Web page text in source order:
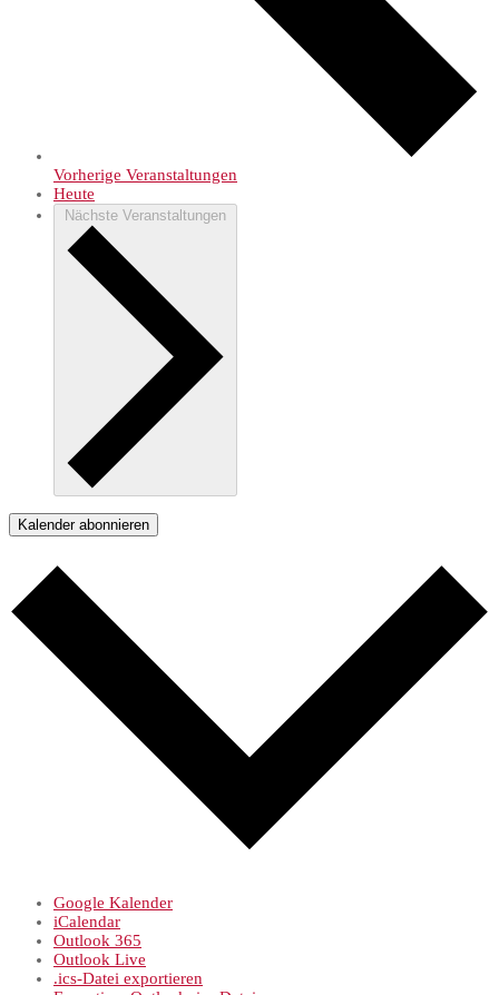
Vorherige Veranstaltungen
Heute
Nächste Veranstaltungen
Kalender abonnieren
Google Kalender
iCalendar
Outlook 365
Outlook Live
.ics-Datei exportieren